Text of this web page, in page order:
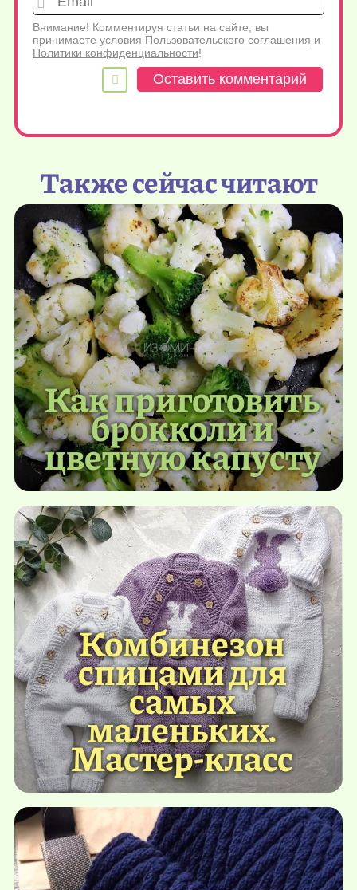
Внимание! Комментируя статьи на сайте, вы
принимаете условия Пользовательского соглашения и
Политики конфиденциальности!
Также сейчас читают
Как приготовить
брокколи и
цветную капусту
Комбинезон
спицами для
самых
маленьких.
Мастер-класс